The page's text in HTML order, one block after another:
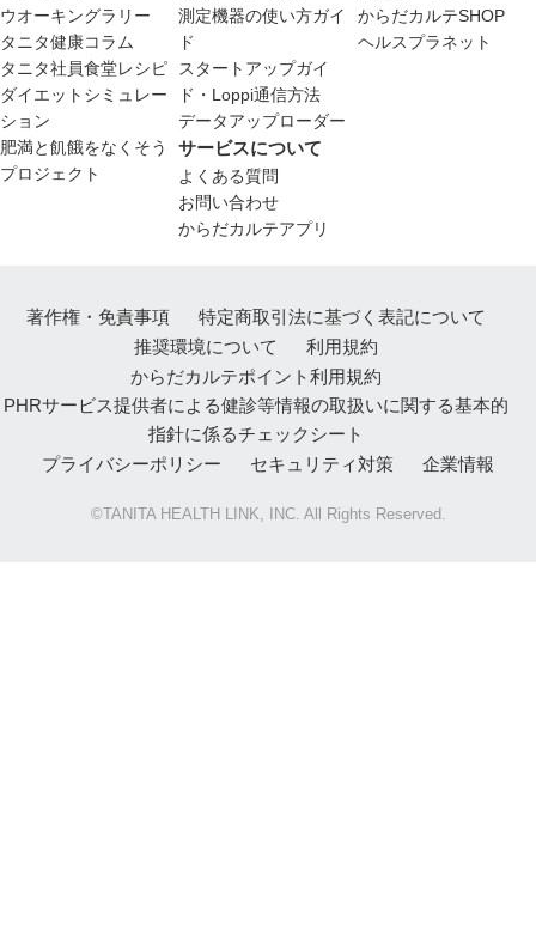
ウオーキングラリー
タニタ健康コラム
タニタ社員食堂レシピ
ダイエットシミュレー
ション
肥満と飢餓をなくそう
プロジェクト
測定機器の使い方ガイ
ド
スタートアップガイ
ド・Loppi通信方法
データアップローダー
サービスについて
よくある質問
お問い合わせ
からだカルテアプリ
からだカルテSHOP
ヘルスプラネット
著作権・免責事項
特定商取引法に基づく表記について
推奨環境について
利用規約
からだカルテポイント利用規約
PHRサービス提供者による健診等情報の取扱いに関する基本的
指針に係るチェックシート
プライバシーポリシー
セキュリティ対策 企業情報
©TANITA HEALTH LINK, INC. All Rights Reserved.